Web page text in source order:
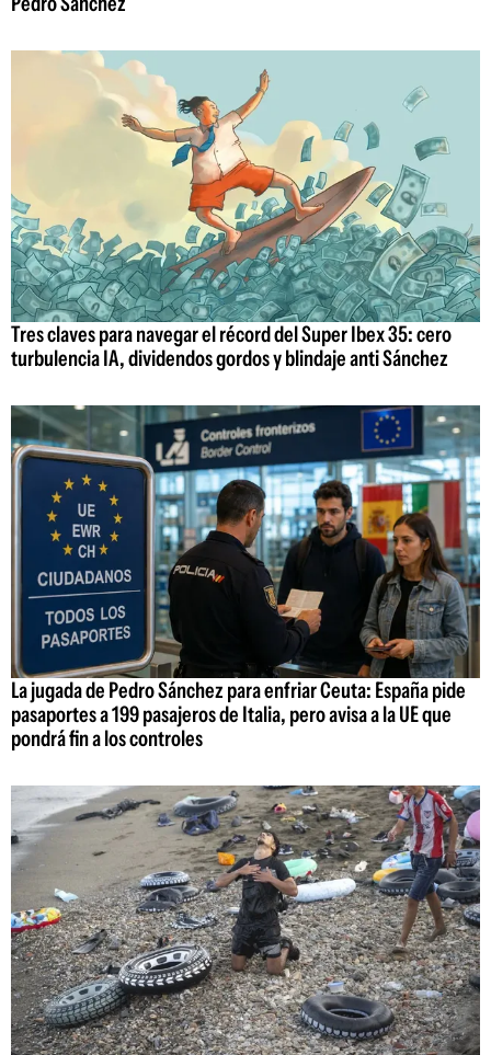
Tres claves para navegar el récord del Super Ibex 35: cero
turbulencia IA, dividendos gordos y blindaje anti Sánchez
La jugada de Pedro Sánchez para enfriar Ceuta: España pide
pasaportes a 199 pasajeros de Italia, pero avisa a la UE que
pondrá fin a los controles